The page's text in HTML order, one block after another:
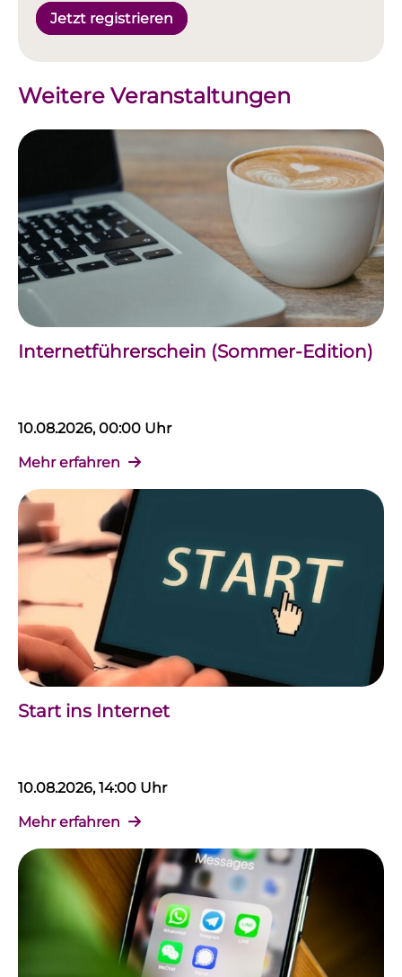
Jetzt registrieren
Weitere Veranstaltungen
Internetführerschein (Sommer-Edition)
10.08.2026, 00:00 Uhr
Mehr erfahren
Start ins Internet
10.08.2026, 14:00 Uhr
Mehr erfahren